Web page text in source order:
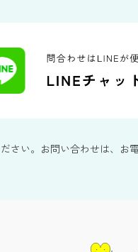
さい。お問い合わせは、お